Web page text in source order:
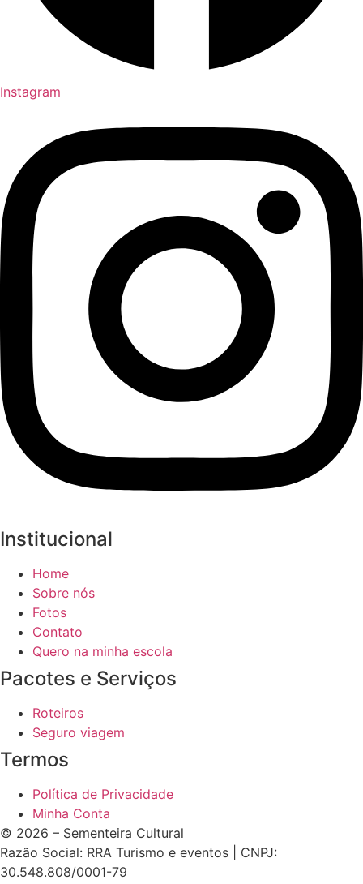
Instagram
Institucional
Home
Sobre nós
Fotos
Contato
Quero na minha escola
Pacotes e Serviços
Roteiros
Seguro viagem
Termos
Política de Privacidade
Minha Conta
© 2026 – Sementeira Cultural
Razão Social: RRA Turismo e eventos | CNPJ:
30.548.808/0001-79